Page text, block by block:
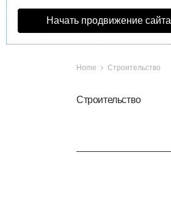
Начать продвижение сайта
Home Строительство
Строительство